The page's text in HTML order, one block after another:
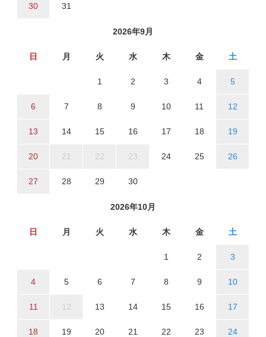
30 31
2026年9月
日 月 火 水 木 金 土
1 2 3 4 5
6 7 8 9 10 11 12
13 14 15 16 17 18 19
20 21 22 23 24 25 26
27 28 29 30
2026年10月
日 月 火 水 木 金 土
1 2 3
4 5 6 7 8 9 10
11 12 13 14 15 16 17
18 19 20 21 22 23 24